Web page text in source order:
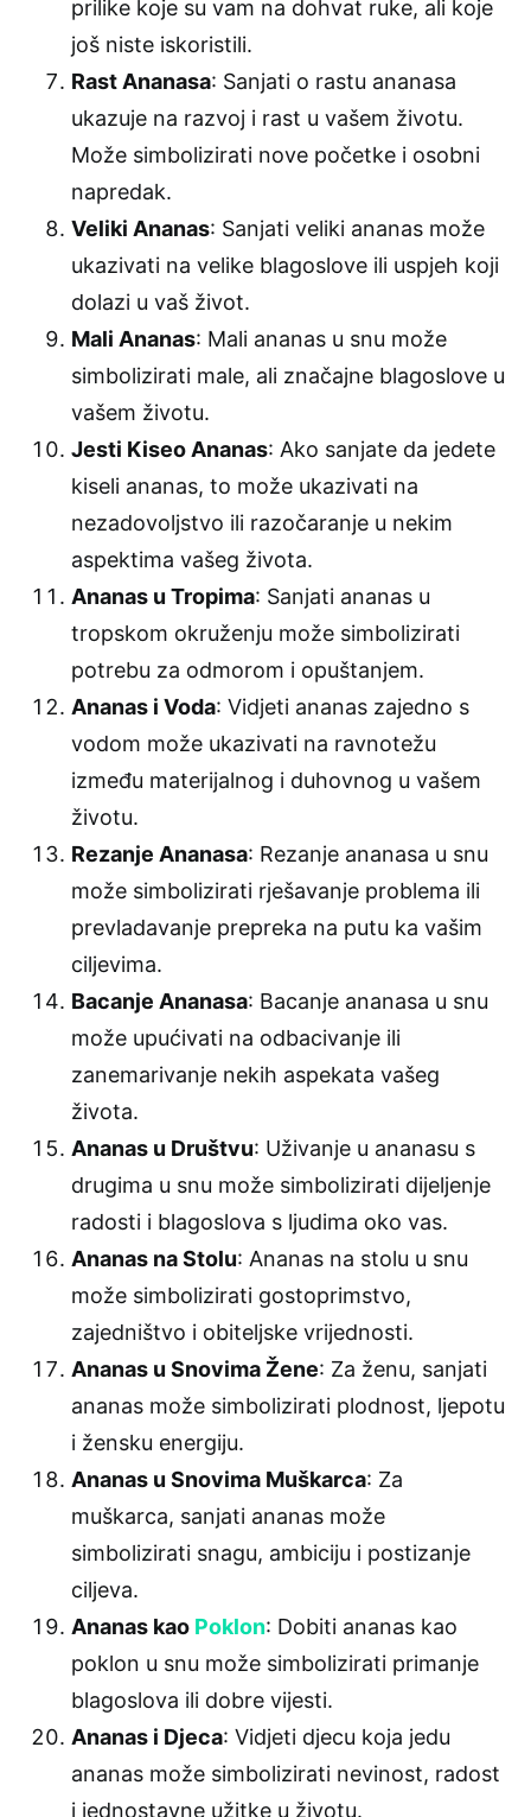
prilike koje su vam na dohvat ruke, ali koje
još niste iskoristili.
Rast Ananasa: Sanjati o rastu ananasa
ukazuje na razvoj i rast u vašem životu.
Može simbolizirati nove početke i osobni
napredak.
Veliki Ananas: Sanjati veliki ananas može
ukazivati na velike blagoslove ili uspjeh koji
dolazi u vaš život.
Mali Ananas: Mali ananas u snu može
simbolizirati male, ali značajne blagoslove u
vašem životu.
Jesti Kiseo Ananas: Ako sanjate da jedete
kiseli ananas, to može ukazivati na
nezadovoljstvo ili razočaranje u nekim
aspektima vašeg života.
Ananas u Tropima: Sanjati ananas u
tropskom okruženju može simbolizirati
potrebu za odmorom i opuštanjem.
Ananas i Voda: Vidjeti ananas zajedno s
vodom može ukazivati na ravnotežu
između materijalnog i duhovnog u vašem
životu.
Rezanje Ananasa: Rezanje ananasa u snu
može simbolizirati rješavanje problema ili
prevladavanje prepreka na putu ka vašim
ciljevima.
Bacanje Ananasa: Bacanje ananasa u snu
može upućivati na odbacivanje ili
zanemarivanje nekih aspekata vašeg
života.
Ananas u Društvu: Uživanje u ananasu s
drugima u snu može simbolizirati dijeljenje
radosti i blagoslova s ljudima oko vas.
Ananas na Stolu: Ananas na stolu u snu
može simbolizirati gostoprimstvo,
zajedništvo i obiteljske vrijednosti.
Ananas u Snovima Žene: Za ženu, sanjati
ananas može simbolizirati plodnost, ljepotu
i žensku energiju.
Ananas u Snovima Muškarca: Za
muškarca, sanjati ananas može
simbolizirati snagu, ambiciju i postizanje
ciljeva.
Ananas kao Poklon: Dobiti ananas kao
poklon u snu može simbolizirati primanje
blagoslova ili dobre vijesti.
Ananas i Djeca: Vidjeti djecu koja jedu
ananas može simbolizirati nevinost, radost
i jednostavne užitke u životu.